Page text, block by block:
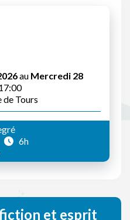
au Mercredi 28
Tours
6h
et esprit